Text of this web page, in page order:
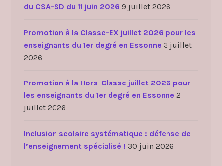
du CSA-SD du 11 juin 2026 9 juillet 2026
Promotion à la Classe-EX juillet 2026 pour les
enseignants du 1er degré en Essonne 3 juillet
2026
Promotion à la Hors-Classe juillet 2026 pour
les enseignants du 1er degré en Essonne 2
juillet 2026
Inclusion scolaire systématique : défense de
l’enseignement spécialisé ! 30 juin 2026